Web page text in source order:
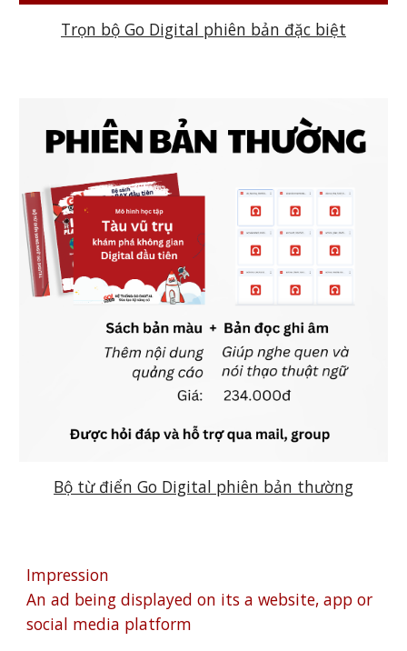
Trọn bộ Go Digital phiên bản đặc biệt
Bộ từ điển Go Digital phiên bản thường
Impression
An ad being displayed on its a website, app or
social media platform